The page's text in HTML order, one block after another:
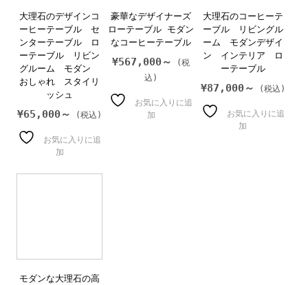
大理石のデザインコ
ーヒーテーブル セ
ンターテーブル ロ
ーテーブル リビン
グルーム モダン
おしゃれ スタイリ
ッシュ
¥65,000～
お気に入りに追
加
豪華なデザイナーズ
ローテーブル モダン
なコーヒーテーブル
¥567,000～
お気に入りに追
加
大理石のコーヒーテ
ーブル リビングル
ーム モダンデザイ
ン インテリア ロ
ーテーブル
¥87,000～
お気に入りに追
加
モダンな大理石の高